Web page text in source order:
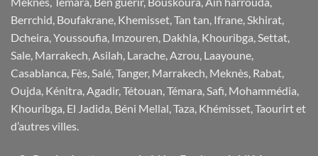
Berrchid, Boufakrane, Khemisset, Tan tan, Ifrane, Skhirat,
Dcheira, Youssoufia, Imzouren, Dakhla, Khouribga, Settat,
Sale, Marrakech, Asilah, Larache, Azrou, Laayoune,
Casablanca, Fès, Salé, Tanger, Marrakech, Meknès, Rabat,
Oujda, Kénitra, Agadir, Tétouan, Témara, Safi, Mohammédia,
Khouribga, El Jadida, Béni Mellal, Taza, Khémisset, Taourirt et
d’autres villes.